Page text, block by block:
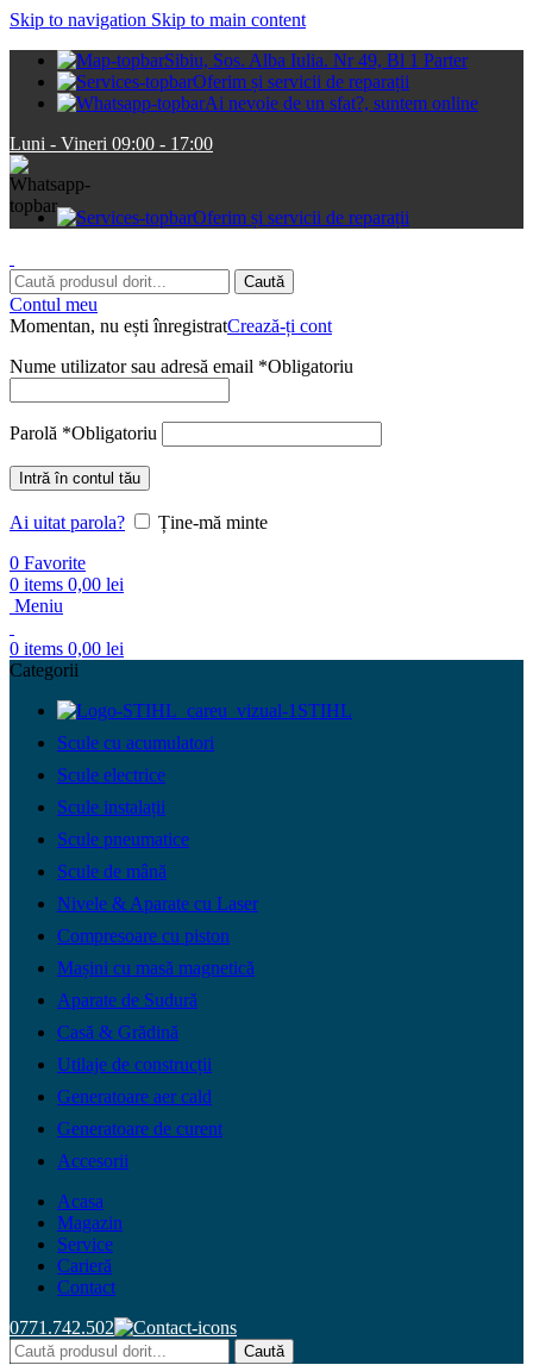
Skip to navigation Skip to main content
Sibiu, Sos. Alba Iulia. Nr 49, Bl 1 Parter
Oferim și servicii de reparații
Ai nevoie de un sfat?, suntem online
Luni - Vineri 09:00 - 17:00
Oferim și servicii de reparații
Caută
Contul meu
Momentan, nu ești înregistratCrează-ți cont
Nume utilizator sau adresă email *Obligatoriu
Parolă *Obligatoriu
Intră în contul tău
Ai uitat parola?
Ține-mă minte
0 Favorite
0 items 0,00 lei
Meniu
0 items 0,00 lei
Categorii
STIHL
Scule cu acumulatori
Scule electrice
Scule instalații
Scule pneumatice
Scule de mână
Nivele & Aparate cu Laser
Compresoare cu piston
Mașini cu masă magnetică
Aparate de Sudură
Casă & Grădină
Utilaje de construcții
Generatoare aer cald
Generatoare de curent
Accesorii
Acasa
Magazin
Service
Carieră
Contact
0771.742.502
Caută